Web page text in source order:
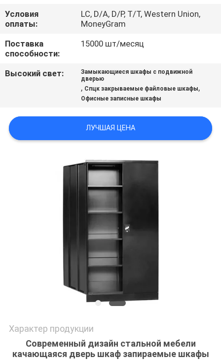
СПРОСИТЕ
ЦИТАТУ
КАРТА
САЙТА
POLICY
Условия
оплаты:
LC, D/A, D/P, T/T, Western Union,
MoneyGram
Поставка
способности:
15000 шт/месяц
Высокий свет:
Замыкающиеся шкафы с подвижной
дверью
, Спцк закрываемые файловые шкафы,
Офисные записные шкафы
ЛУЧШАЯ ЦЕНА
Характер продукции
Современный дизайн стальной мебели
качающаяся дверь шкаф запираемые шкафы